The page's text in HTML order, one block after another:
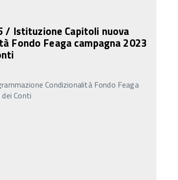
Istituzione Capitoli nuova
Fondo Feaga campagna 2023
Condizionalità Fondo Feaga
Conti